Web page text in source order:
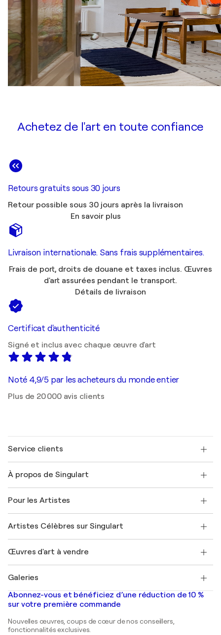
Achetez de l'art en toute confiance
Retours gratuits sous 30 jours
Retour possible sous 30 jours après la livraison
En savoir plus
Livraison internationale. Sans frais supplémentaires.
Frais de port, droits de douane et taxes inclus. Œuvres
d'art assurées pendant le transport.
Détails de livraison
Certificat d'authenticité
Signé et inclus avec chaque œuvre d'art
Noté 4,9/5 par les acheteurs du monde entier
Plus de 20 000 avis clients
Service clients
Expédition
Offrir une carte cadeau
Rejoignez notre programme commercial
Mon compte
+33 1 76 44 06 42
À propos de Singulart
FAQ
Magazine Singulart
Emplois
Découvrez une sélection d'art original
Pour les Artistes
Se connecter en tant qu'Artiste
Artistes Célèbres sur Singulart
Marc Chagall
Banksy
Mr. Brainwash
Shepard Fairey
Œuvres d'art à vendre
Tableaux abstraits à vendre
Peintures de paysage
Estampes
Peintures acryliques
Galeries
Galeries d'art en France
Galeries d'art en Belgique
Abonnez-vous et bénéficiez d’une réduction de 10 %
sur votre première commande
Nouvelles œuvres, coups de cœur de nos conseillers,
fonctionnalités exclusives.